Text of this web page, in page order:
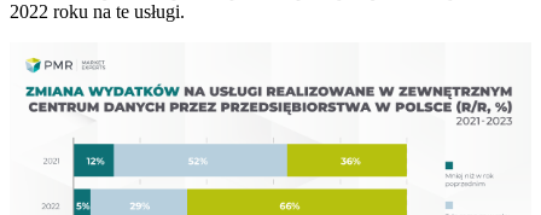
2022 roku na te usługi.